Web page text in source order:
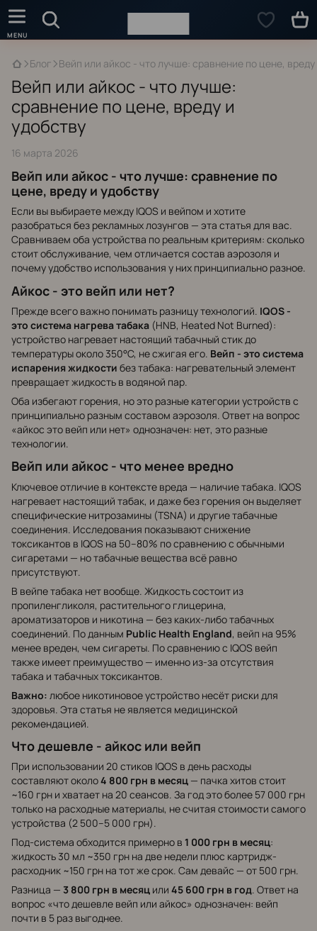
Блог Вейп или айкос - что лучше: сравнение по цене, вреду
Вейп или айкос - что лучше:
сравнение по цене, вреду и
удобству
16 марта 2026
Вейп или айкос - что лучше: сравнение по
цене, вреду и удобству
Если вы выбираете между IQOS и вейпом и хотите
разобраться без рекламных лозунгов — эта статья для вас.
Сравниваем оба устройства по реальным критериям: сколько
стоит обслуживание, чем отличается состав аэрозоля и
почему удобство использования у них принципиально разное.
Айкос - это вейп или нет?
Прежде всего важно понимать разницу технологий. IQOS -
это система нагрева табака (HNB, Heated Not Burned):
устройство нагревает настоящий табачный стик до
температуры около 350°C, не сжигая его. Вейп - это система
испарения жидкости без табака: нагревательный элемент
превращает жидкость в водяной пар.
Оба избегают горения, но это разные категории устройств с
принципиально разным составом аэрозоля. Ответ на вопрос
«айкос это вейп или нет» однозначен: нет, это разные
технологии.
Вейп или айкос - что менее вредно
Ключевое отличие в контексте вреда — наличие табака. IQOS
нагревает настоящий табак, и даже без горения он выделяет
специфические нитрозамины (TSNA) и другие табачные
соединения. Исследования показывают снижение
токсикантов в IQOS на 50–80% по сравнению с обычными
сигаретами — но табачные вещества всё равно
присутствуют.
В вейпе табака нет вообще. Жидкость состоит из
пропиленгликоля, растительного глицерина,
ароматизаторов и никотина — без каких-либо табачных
соединений. По данным Public Health England, вейп на 95%
менее вреден, чем сигареты. По сравнению с IQOS вейп
также имеет преимущество — именно из-за отсутствия
табака и табачных токсикантов.
Важно: любое никотиновое устройство несёт риски для
здоровья. Эта статья не является медицинской
рекомендацией.
Что дешевле - айкос или вейп
При использовании 20 стиков IQOS в день расходы
составляют около4 800 грн в месяц — пачка хитов стоит
~160 грн и хватает на 20 сеансов. За год это более 57 000 грн
только на расходные материалы, не считая стоимости самого
устройства (2 500–5 000 грн).
Под-система обходится примерно в 1 000 грн в месяц:
жидкость 30 мл ~350 грн на две недели плюс картридж-
расходник ~150 грн на тот же срок. Сам девайс — от 500 грн.
Разница — 3 800 грн в месяц или 45 600 грн в год. Ответ на
вопрос «что дешевле вейп или айкос» однозначен: вейп
почти в 5 раз выгоднее.